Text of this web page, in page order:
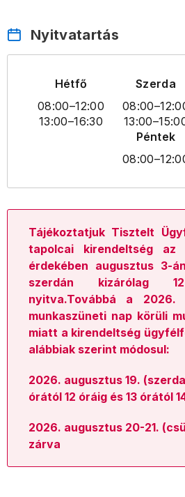
Nyitvatartás
Hétfő
08:00–12:00
13:00–16:30
Szerda
08:00
13:00
Péntek
08:00
Tájékoztatjuk Tisztelt
tapolcai kirendeltség az
érdekében augusztus 3-
szerdán kizárólag
nyitva.Továbbá a 2026.
munkaszüneti nap körüli
miatt a kirendeltség
alábbiak szerint módosul:
2026. augusztus 19.
órától 12 óráig és 13 órától
2026. augusztus 20-21.
zárva